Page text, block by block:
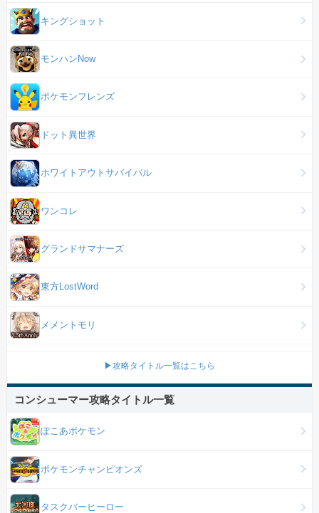
キングショット
モンハンNow
ポケモンフレンズ
ドット異世界
ホワイトアウトサバイバル
ワンコレ
グランドサマナーズ
東方LostWord
メメントモリ
▶攻略タイトル一覧はこちら
コンシューマー攻略タイトル一覧
ぽこあポケモン
ポケモンチャンピオンズ
タスクバーヒーロー